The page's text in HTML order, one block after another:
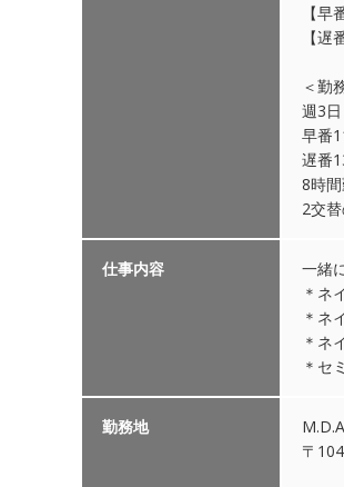
【早
【
＜勤
週3
早番
遅番
8時
2交
仕事内容
一緒
＊ネ
＊ネ
＊ネ
＊セ
勤務地
〒